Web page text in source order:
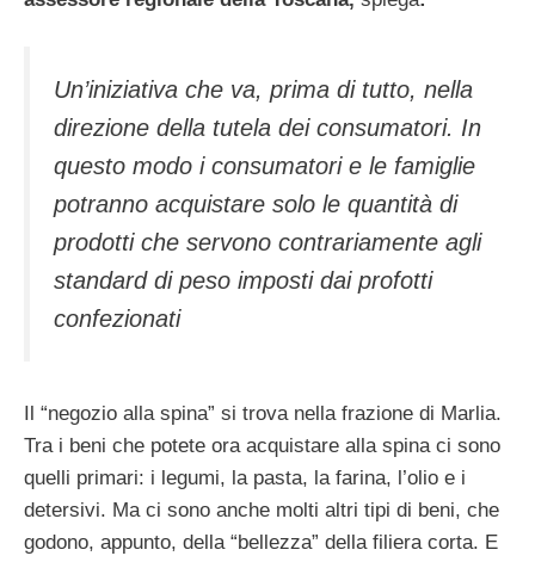
Un’iniziativa che va, prima di tutto, nella
direzione della tutela dei consumatori. In
questo modo i consumatori e le famiglie
potranno acquistare solo le quantità di
prodotti che servono contrariamente agli
standard di peso imposti dai profotti
confezionati
Il “negozio alla spina” si trova nella frazione di Marlia.
Tra i beni che potete ora acquistare alla spina ci sono
quelli primari: i legumi, la pasta, la farina, l’olio e i
detersivi. Ma ci sono anche molti altri tipi di beni, che
godono, appunto, della “bellezza” della filiera corta. E